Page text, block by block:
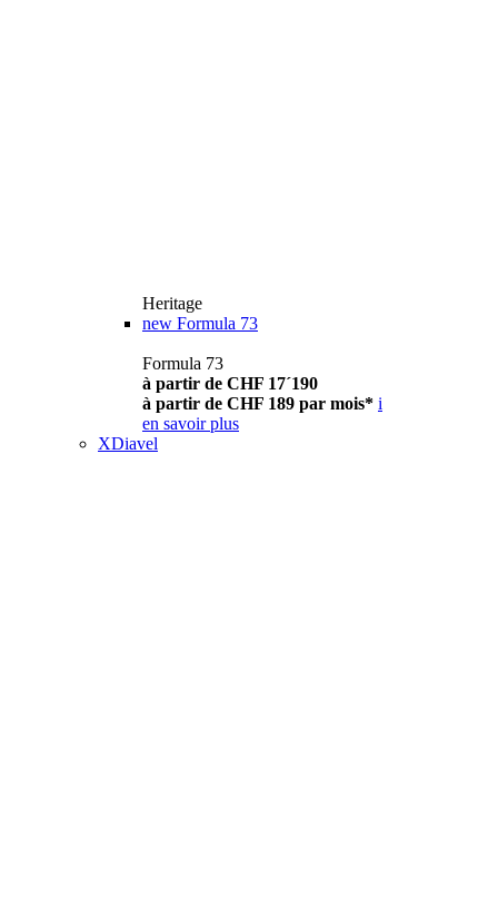
Heritage
new Formula 73
Formula 73
à partir de CHF 17´190
à partir de CHF 189 par mois* i
en savoir plus
XDiavel